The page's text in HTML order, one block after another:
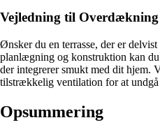
Vejledning til
Ønsker du en terrasse, der er
planlægning og konstruktion kan
der integrerer smukt med dit hjem.
tilstrækkelig ventilation for at undgå
Opsummering